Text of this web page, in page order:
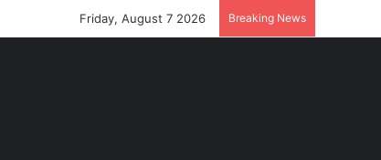
Friday, August 7 2026 Breaking News